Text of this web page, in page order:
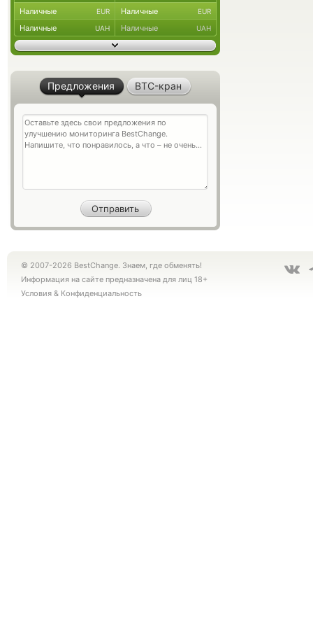
Наличные EUR Наличные EUR
Наличные UAH Наличные UAH
Предложения BTC-кран
© 2007-2026 BestChange. Знаем, где обменять!
Информация на сайте предназначена для лиц 18+
Условия & Конфиденциальность